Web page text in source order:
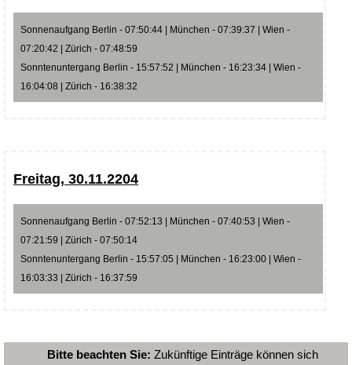
Sonnenaufgang Berlin - 07:50:44 | München - 07:39:37 | Wien -
07:20:42 | Zürich - 07:48:59
Sonntenuntergang Berlin - 15:57:52 | München - 16:23:34 | Wien -
16:04:08 | Zürich - 16:38:32
Freitag, 30.11.2204
Sonnenaufgang Berlin - 07:52:13 | München - 07:40:53 | Wien -
07:21:59 | Zürich - 07:50:14
Sonntenuntergang Berlin - 15:57:05 | München - 16:23:00 | Wien -
16:03:33 | Zürich - 16:37:59
Bitte beachten Sie: Zukünftige Einträge können sich